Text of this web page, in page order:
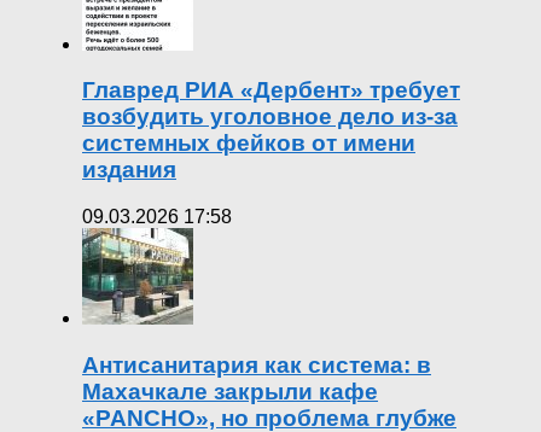
Главред РИА «Дербент» требует
возбудить уголовное дело из-за
системных фейков от имени
издания
09.03.2026 17:58
Антисанитария как система: в
Махачкале закрыли кафе
«PANCHO», но проблема глубже